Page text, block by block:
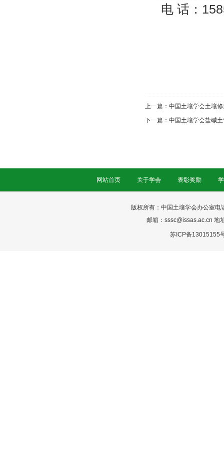
电 话：
上一篇： 中国土壤学会土壤
下一篇： 中国土壤学会盐碱
网站首页 关于学会 表彰奖励
版权所有：中国土壤学会办公室
邮箱：sssc@issas.ac.cn 地
苏ICP备13015155